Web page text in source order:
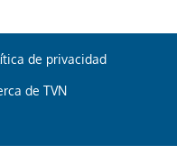
de privacidad
de TVN